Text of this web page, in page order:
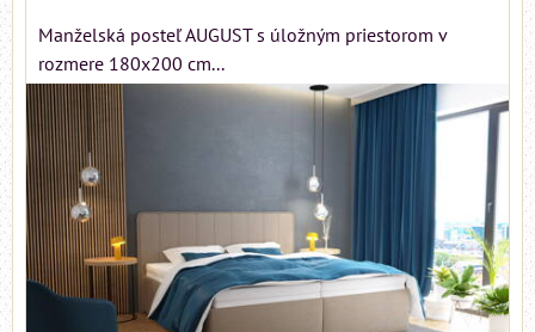
Manželská posteľ AUGUST s úložným priestorom v
rozmere 180x200 cm...